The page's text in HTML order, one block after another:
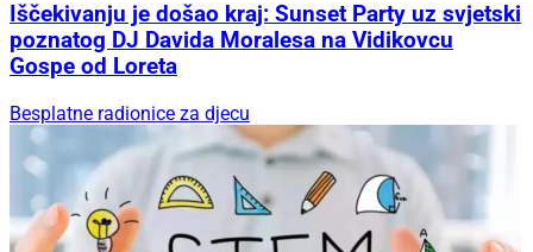
Iščekivanju je došao kraj: Sunset Party uz svjetski
poznatog DJ Davida Moralesa na Vidikovcu
Gospe od Loreta
Besplatne radionice za djecu